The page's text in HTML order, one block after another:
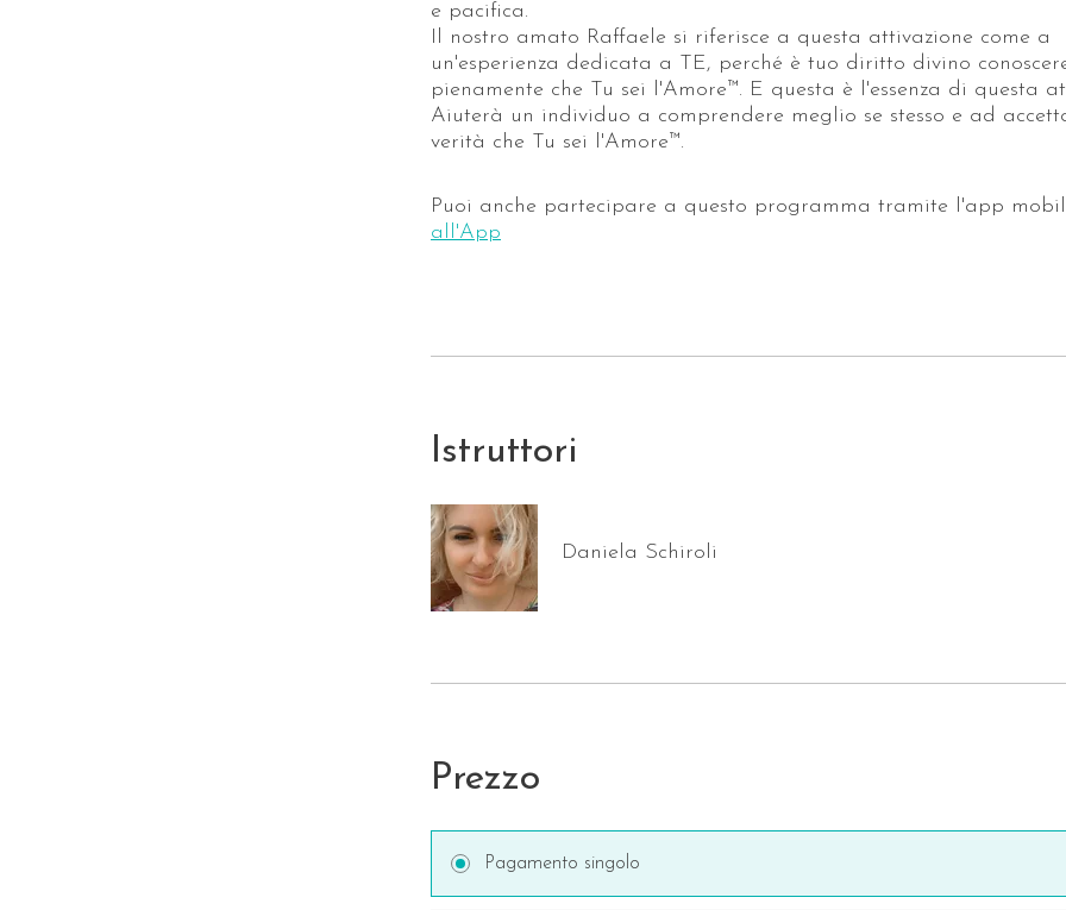
e pacifica.
Il nostro amato Raffaele si riferisce a questa attivazione come a
un'esperienza dedicata a TE, perché è tuo diritto divino
pienamente che Tu sei l'Amore™. E questa è l'essenza di questa
Aiuterà un individuo a comprendere meglio se stesso e ad
verità che Tu sei l'Amore™.
Puoi anche partecipare a questo programma tramite l'app
all'App
Istruttori
Daniela Schiroli
Prezzo
Pagamento singolo